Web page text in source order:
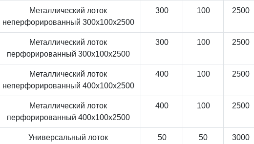
Металлический лоток
неперфорированный 300x100x2500
300 100 2500
Металлический лоток
перфорированный 300x100x2500
300 100 2500
Металлический лоток
неперфорированный 400x100x2500
400 100 2500
Металлический лоток
перфорированный 400x100x2500
400 100 2500
Универсальный лоток
50 50 3000